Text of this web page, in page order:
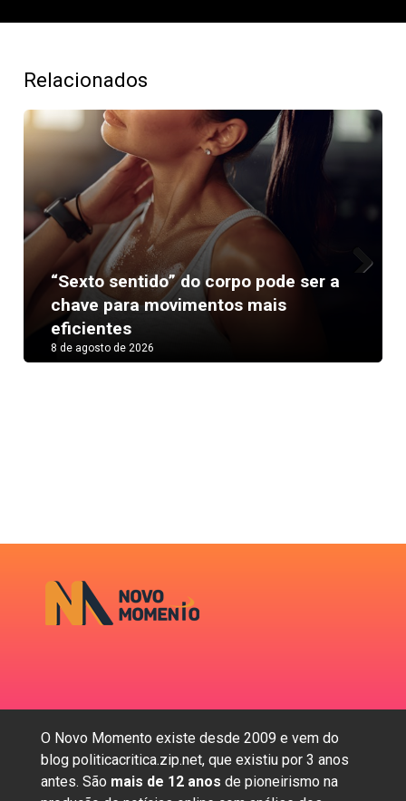
Relacionados
“Sexto sentido” do corpo pode ser a
chave para movimentos mais
eficientes
8 de agosto de 2026
O Novo Momento existe desde 2009 e vem do
blog politicacritica.zip.net, que existiu por 3 anos
antes. São mais de 12 anos de pioneirismo na